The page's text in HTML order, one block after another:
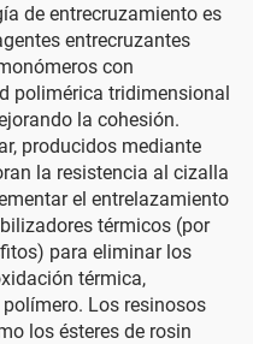
de entrecruzamiento es
entrecruzantes
con
polimérica tridimensional
la cohesión.
producidos mediante
la resistencia al cizalla
el entrelazamiento
térmicos (por
para eliminar los
térmica,
Los resinosos
los ésteres de rosin